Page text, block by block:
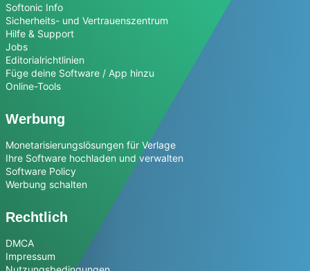
Softonic Info
Sicherheits- und Vertrauenszentrum
Hilfe & Support
Jobs
Editorialrichtlinien
Füge deine Software / App hinzu
Online-Tools
Werbung
Monetarisierungslösungen für Verlage
Ihre Software hochladen und verwalten
Software Policy
Werbung schalten
Rechtlich
DMCA
Impressum